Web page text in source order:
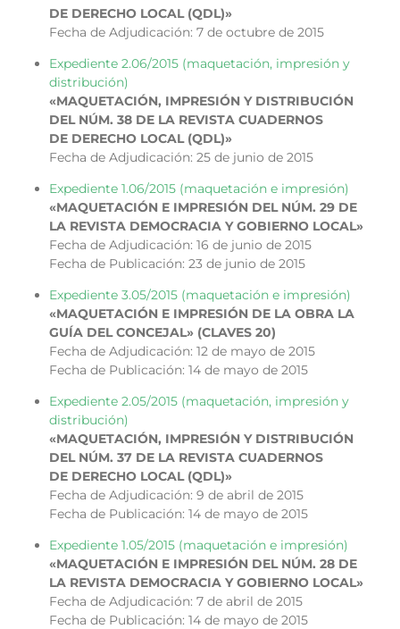
DE DERECHO LOCAL (QDL)»
Fecha de Adjudicación: 7 de octubre de 2015
Expediente 2.06/2015 (maquetación, impresión y
distribución)
«MAQUETACIÓN, IMPRESIÓN Y DISTRIBUCIÓN
DEL NÚM. 38 DE LA REVISTA CUADERNOS
DE DERECHO LOCAL (QDL)»
Fecha de Adjudicación: 25 de junio de 2015
Expediente 1.06/2015 (maquetación e impresión)
«MAQUETACIÓN E IMPRESIÓN DEL NÚM. 29 DE
LA REVISTA DEMOCRACIA Y GOBIERNO LOCAL»
Fecha de Adjudicación: 16 de junio de 2015
Fecha de Publicación: 23 de junio de 2015
Expediente 3.05/2015 (maquetación e impresión)
«MAQUETACIÓN E IMPRESIÓN DE LA OBRA LA
GUÍA DEL CONCEJAL» (CLAVES 20)
Fecha de Adjudicación: 12 de mayo de 2015
Fecha de Publicación: 14 de mayo de 2015
Expediente 2.05/2015 (maquetación, impresión y
distribución)
«MAQUETACIÓN, IMPRESIÓN Y DISTRIBUCIÓN
DEL NÚM. 37 DE LA REVISTA CUADERNOS
DE DERECHO LOCAL (QDL)»
Fecha de Adjudicación: 9 de abril de 2015
Fecha de Publicación: 14 de mayo de 2015
Expediente 1.05/2015 (maquetación e impresión)
«MAQUETACIÓN E IMPRESIÓN DEL NÚM. 28 DE
LA REVISTA DEMOCRACIA Y GOBIERNO LOCAL»
Fecha de Adjudicación: 7 de abril de 2015
Fecha de Publicación: 14 de mayo de 2015